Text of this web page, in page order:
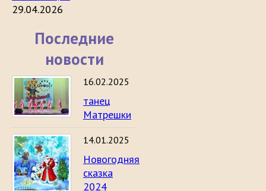
29.04.2026
Последние
новости
16.02.2025
танец
Матрешки
14.01.2025
Новогодняя
сказка
2024